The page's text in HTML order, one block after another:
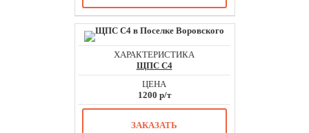
ЩПС С4
1200 р/т
ЗАКАЗАТЬ